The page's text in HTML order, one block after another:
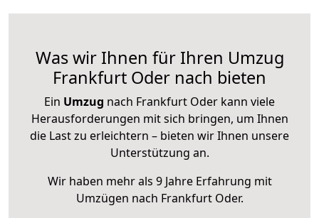
Was wir Ihnen für Ihren Umzug
Frankfurt Oder nach bieten
Ein Umzug nach Frankfurt Oder kann viele
Herausforderungen mit sich bringen, um Ihnen
die Last zu erleichtern – bieten wir Ihnen unsere
Unterstützung an.
Wir haben mehr als 9 Jahre Erfahrung mit
Umzügen nach Frankfurt Oder.